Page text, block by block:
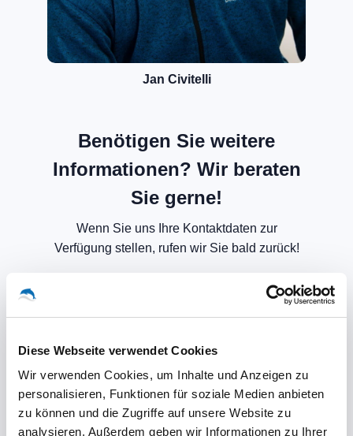
Diese Webseite verwendet Cookies
Wir verwenden Cookies, um Inhalte und Anzeigen zu
personalisieren, Funktionen für soziale Medien anbieten
zu können und die Zugriffe auf unsere Website zu
analysieren. Außerdem geben wir Informationen zu Ihrer
Jan Civitelli
Benötigen Sie weitere
Informationen? Wir beraten
Sie gerne!
Wenn Sie uns Ihre Kontaktdaten zur
Verfügung stellen, rufen wir Sie bald zurück!